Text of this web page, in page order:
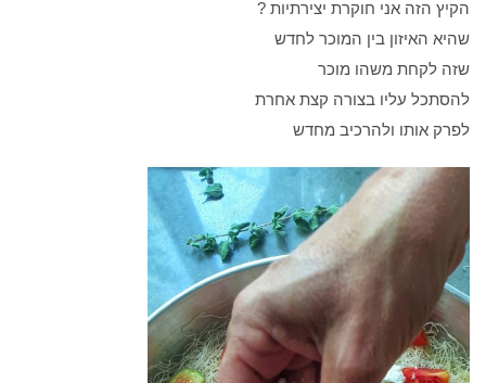
הקיץ הזה אני חוקרת יצירתיות ?
שהיא האיזון בין המוכר לחדש
שזה לקחת משהו מוכר
להסתכל עליו בצורה קצת אחרת
לפרק אותו ולהרכיב מחדש